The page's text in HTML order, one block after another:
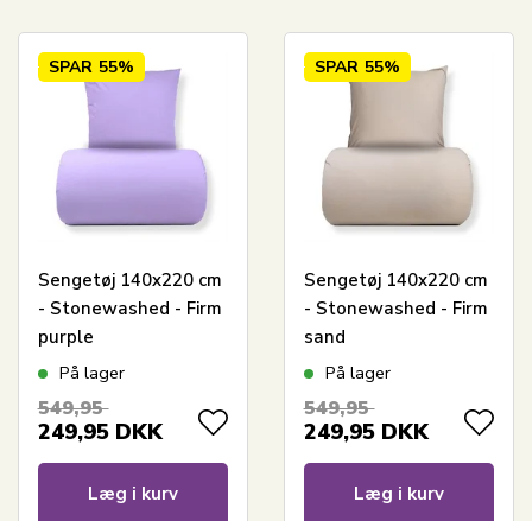
SPAR 55%
Sengetøj 140x220 cm
- Stonewashed - Firm
purple
På lager
549,95
249,95 DKK
Læg i kurv
SPAR 55%
Sengetøj 140x220 cm
- Stonewashed - Firm
sand
På lager
549,95
249,95 DKK
Læg i kurv